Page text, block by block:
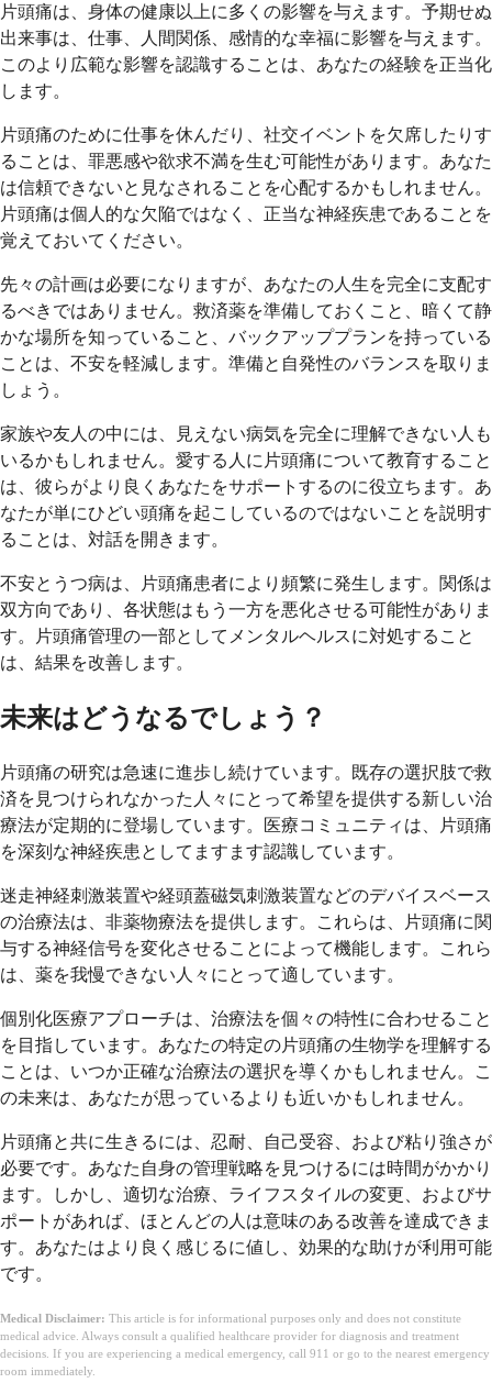
片頭痛は、身体の健康以上に多くの影響を与えます。予期せぬ
出来事は、仕事、人間関係、感情的な幸福に影響を与えます。
このより広範な影響を認識することは、あなたの経験を正当化
します。
片頭痛のために仕事を休んだり、社交イベントを欠席したりす
ることは、罪悪感や欲求不満を生む可能性があります。あなた
は信頼できないと見なされることを心配するかもしれません。
片頭痛は個人的な欠陥ではなく、正当な神経疾患であることを
覚えておいてください。
先々の計画は必要になりますが、あなたの人生を完全に支配す
るべきではありません。救済薬を準備しておくこと、暗くて静
かな場所を知っていること、バックアッププランを持っている
ことは、不安を軽減します。準備と自発性のバランスを取りま
しょう。
家族や友人の中には、見えない病気を完全に理解できない人も
いるかもしれません。愛する人に片頭痛について教育すること
は、彼らがより良くあなたをサポートするのに役立ちます。あ
なたが単にひどい頭痛を起こしているのではないことを説明す
ることは、対話を開きます。
不安とうつ病は、片頭痛患者により頻繁に発生します。関係は
双方向であり、各状態はもう一方を悪化させる可能性がありま
す。片頭痛管理の一部としてメンタルヘルスに対処すること
は、結果を改善します。
未来はどうなるでしょう？
片頭痛の研究は急速に進歩し続けています。既存の選択肢で救
済を見つけられなかった人々にとって希望を提供する新しい治
療法が定期的に登場しています。医療コミュニティは、片頭痛
を深刻な神経疾患としてますます認識しています。
迷走神経刺激装置や経頭蓋磁気刺激装置などのデバイスベース
の治療法は、非薬物療法を提供します。これらは、片頭痛に関
与する神経信号を変化させることによって機能します。これら
は、薬を我慢できない人々にとって適しています。
個別化医療アプローチは、治療法を個々の特性に合わせること
を目指しています。あなたの特定の片頭痛の生物学を理解する
ことは、いつか正確な治療法の選択を導くかもしれません。こ
の未来は、あなたが思っているよりも近いかもしれません。
片頭痛と共に生きるには、忍耐、自己受容、および粘り強さが
必要です。あなた自身の管理戦略を見つけるには時間がかかり
ます。しかし、適切な治療、ライフスタイルの変更、およびサ
ポートがあれば、ほとんどの人は意味のある改善を達成できま
す。あなたはより良く感じるに値し、効果的な助けが利用可能
です。
Medical Disclaimer: This article is for informational purposes only and does not constitute
medical advice. Always consult a qualified healthcare provider for diagnosis and treatment
decisions. If you are experiencing a medical emergency, call 911 or go to the nearest emergency
room immediately.